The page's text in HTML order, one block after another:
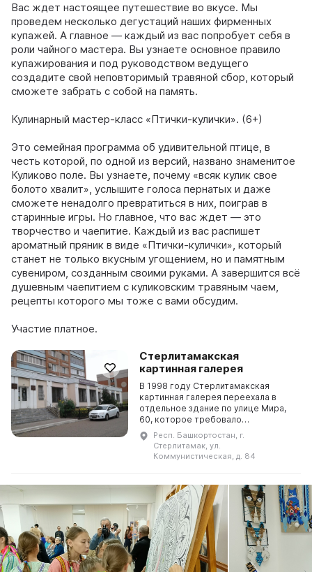
Вас ждет настоящее путешествие во вкусе. Мы
проведем несколько дегустаций наших фирменных
купажей. А главное — каждый из вас попробует себя в
роли чайного мастера. Вы узнаете основное правило
купажирования и под руководством ведущего
создадите свой неповторимый травяной сбор, который
сможете забрать с собой на память.
Кулинарный мастер-класс «Птички-кулички». (6+)
Это семейная программа об удивительной птице, в
честь которой, по одной из версий, названо знаменитое
Куликово поле. Вы узнаете, почему «всяк кулик свое
болото хвалит», услышите голоса пернатых и даже
сможете ненадолго превратиться в них, поиграв в
старинные игры. Но главное, что вас ждет — это
творчество и чаепитие. Каждый из вас распишет
ароматный пряник в виде «Птички-кулички», который
станет не только вкусным угощением, но и памятным
сувениром, созданным своими руками. А завершится всё
душевным чаепитием с куликовским травяным чаем,
рецепты которого мы тоже с вами обсудим.
Участие платное.
Стерлитамакская
картинная галерея
В 1998 году Стерлитамакская
картинная галерея переехала в
отдельное здание по улице Мира,
60, которое требовало
капитального ремонта. Вскоре
было предоставлено просторное
Респ. Башкортостан, г.
Стерлитамак, ул.
Коммунистическая, д. 84